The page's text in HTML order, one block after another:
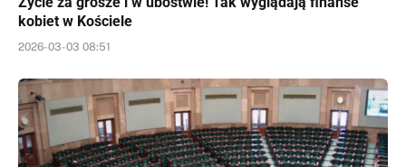
kobiet w Kościele
2026-03-03 08:51